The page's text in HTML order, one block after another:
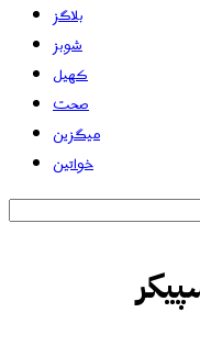
بلاگز
شوبز
کھیل
صحت
میگزین
خواتین